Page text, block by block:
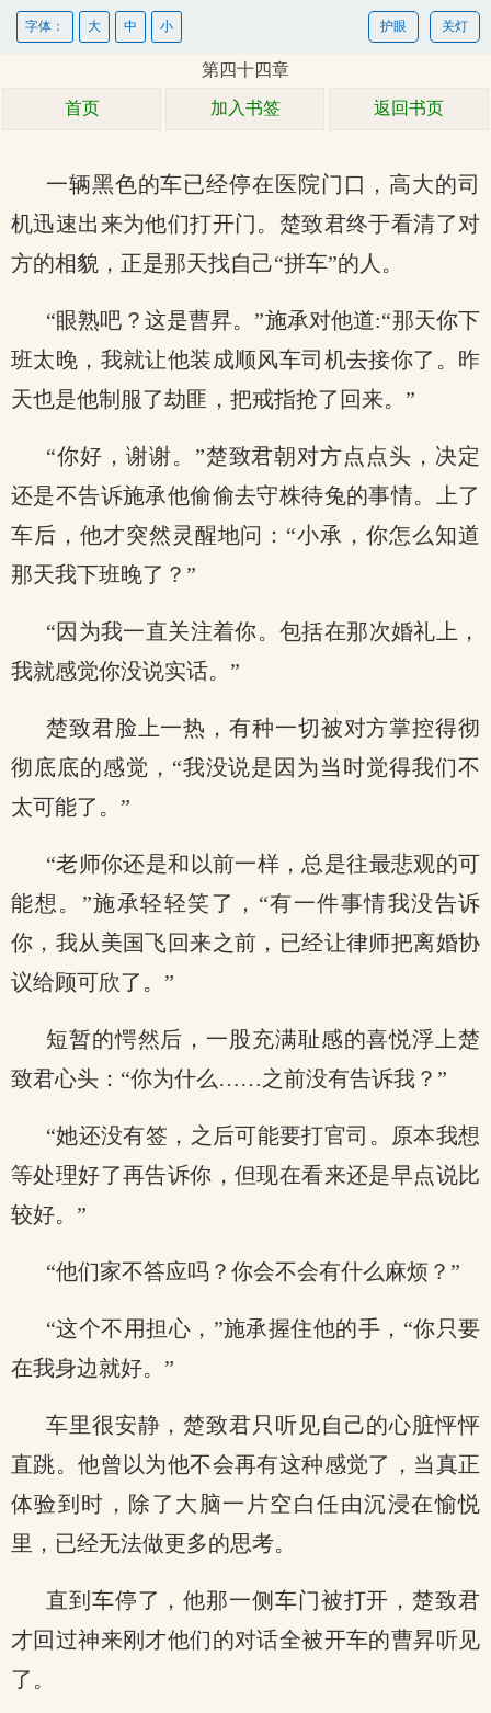
关灯
护眼
字体： 大 中 小
第四十四章
首页 加入书签 返回书页
一辆黑色的车已经停在医院门口，高大的司
机迅速出来为他们打开门。楚致君终于看清了对
方的相貌，正是那天找自己“拼车”的人。
“眼熟吧？这是曹昇。”施承对他道:“那天你下
班太晚，我就让他装成顺风车司机去接你了。昨
天也是他制服了劫匪，把戒指抢了回来。”
“你好，谢谢。”楚致君朝对方点点头，决定
还是不告诉施承他偷偷去守株待兔的事情。上了
车后，他才突然灵醒地问：“小承，你怎么知道
那天我下班晚了？”
“因为我一直关注着你。包括在那次婚礼上，
我就感觉你没说实话。”
楚致君脸上一热，有种一切被对方掌控得彻
彻底底的感觉，“我没说是因为当时觉得我们不
太可能了。”
“老师你还是和以前一样，总是往最悲观的可
能想。”施承轻轻笑了，“有一件事情我没告诉
你，我从美国飞回来之前，已经让律师把离婚协
议给顾可欣了。”
短暂的愕然后，一股充满耻感的喜悦浮上楚
致君心头：“你为什么……之前没有告诉我？”
“她还没有签，之后可能要打官司。原本我想
等处理好了再告诉你，但现在看来还是早点说比
较好。”
“他们家不答应吗？你会不会有什么麻烦？”
“这个不用担心，”施承握住他的手，“你只要
在我身边就好。”
车里很安静，楚致君只听见自己的心脏怦怦
直跳。他曾以为他不会再有这种感觉了，当真正
体验到时，除了大脑一片空白任由沉浸在愉悦
里，已经无法做更多的思考。
直到车停了，他那一侧车门被打开，楚致君
才回过神来刚才他们的对话全被开车的曹昇听见
了。